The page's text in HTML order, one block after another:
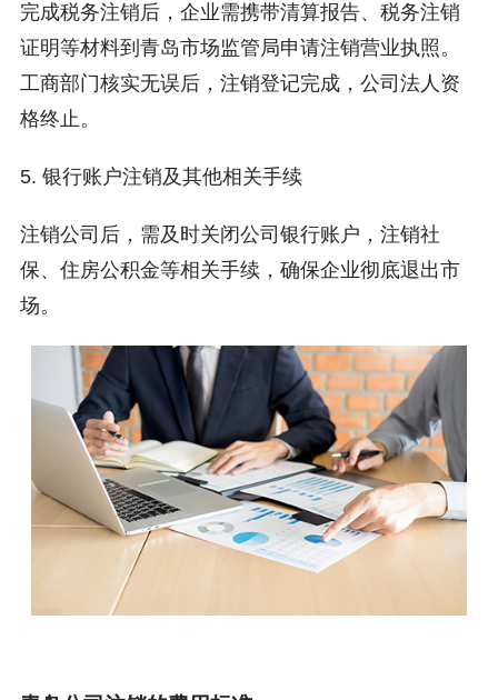
完成税务注销后，企业需携带清算报告、税务注销
证明等材料到青岛市场监管局申请注销营业执照。
工商部门核实无误后，注销登记完成，公司法人资
格终止。
5. 银行账户注销及其他相关手续
注销公司后，需及时关闭公司银行账户，注销社
保、住房公积金等相关手续，确保企业彻底退出市
场。